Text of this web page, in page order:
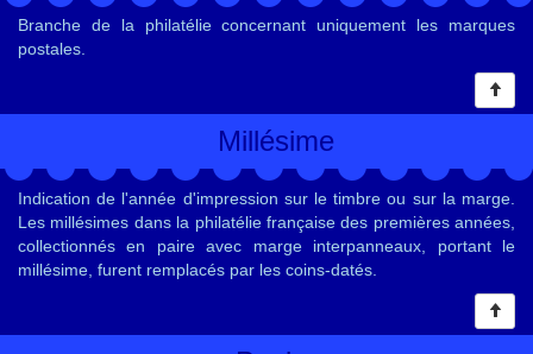
Branche de la philatélie concernant uniquement les marques
postales.
Millésime
Indication de l'année d'impression sur le timbre ou sur la marge.
Les millésimes dans la philatélie française des premières années,
collectionnés en paire avec marge interpanneaux, portant le
millésime, furent remplacés par les coins-datés.